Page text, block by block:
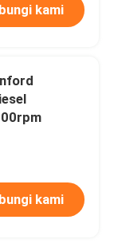
kami
kami